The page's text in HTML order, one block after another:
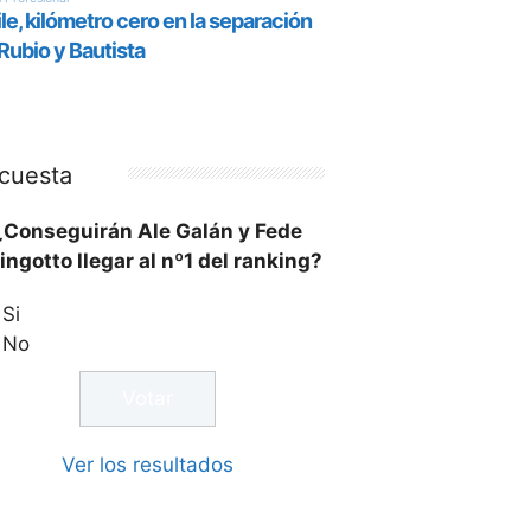
Ale Galán y Fede
llegar al nº1 del ranking?
Si
No
Ver los resultados